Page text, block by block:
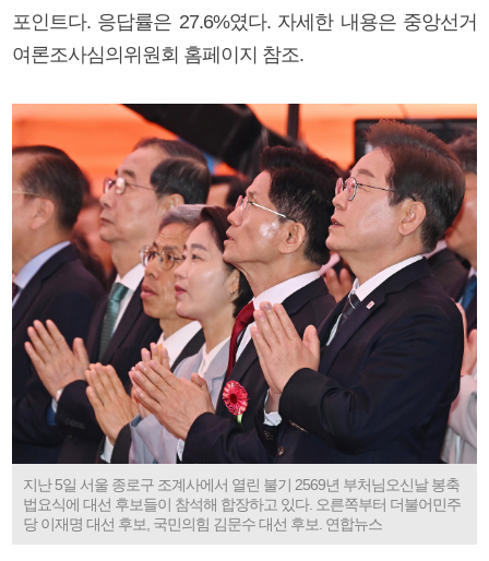
포인트다. 응답률은 27.6%였다. 자세한 내용은 중앙선거
여론조사심의위원회 홈페이지 참조.
지난 5일 서울 종로구 조계사에서 열린 불기 2569년 부처님오신날 봉축
법요식에 대선 후보들이 참석해 합장하고 있다. 오른쪽부터 더불어민주
당 이재명 대선 후보, 국민의힘 김문수 대선 후보. 연합뉴스